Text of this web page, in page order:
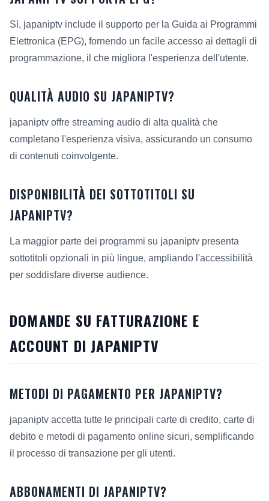
Sì, japaniptv include il supporto per la Guida ai Programmi
Elettronica (EPG), fornendo un facile accesso ai dettagli di
programmazione, il che migliora l'esperienza dell'utente.
QUALITÀ AUDIO SU JAPANIPTV?
japaniptv offre streaming audio di alta qualità che
completano l'esperienza visiva, assicurando un consumo
di contenuti coinvolgente.
DISPONIBILITÀ DEI SOTTOTITOLI SU
JAPANIPTV?
La maggior parte dei programmi su japaniptv presenta
sottotitoli opzionali in più lingue, ampliando l'accessibilità
per soddisfare diverse audience.
DOMANDE SU FATTURAZIONE E
ACCOUNT DI JAPANIPTV
METODI DI PAGAMENTO PER JAPANIPTV?
japaniptv accetta tutte le principali carte di credito, carte di
debito e metodi di pagamento online sicuri, semplificando
il processo di transazione per gli utenti.
ABBONAMENTI DI JAPANIPTV?